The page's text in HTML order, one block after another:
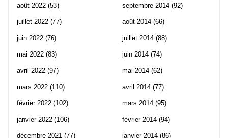
août 2022 (53)
juillet 2022 (77)
juin 2022 (76)
mai 2022 (83)
avril 2022 (97)
mars 2022 (110)
février 2022 (102)
janvier 2022 (106)
décembre 2021 (77)
septembre 2014 (92)
août 2014 (66)
juillet 2014 (88)
juin 2014 (74)
mai 2014 (62)
avril 2014 (77)
mars 2014 (95)
février 2014 (94)
janvier 2014 (86)